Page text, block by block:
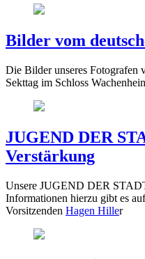
Bilder vom
Die Bilder unseres Fotografen
Sekttag im Schloss
JUGEND DER
Verstärkung
Unsere JUGEND DER
Informationen hierzu gibt es
Vorsitzenden Hagen Hiller